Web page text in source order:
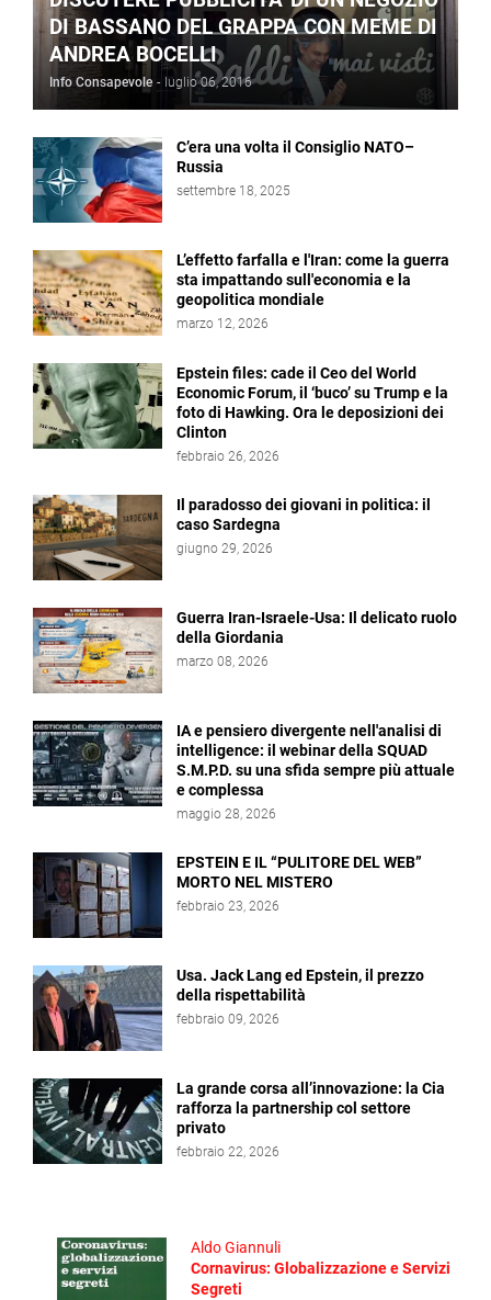
DI BASSANO DEL GRAPPA CON MEME DI
ANDREA BOCELLI
Info Consapevole - luglio 06, 2016
C’era una volta il Consiglio NATO–
Russia
settembre 18, 2025
L’effetto farfalla e l'Iran: come la guerra
sta impattando sull'economia e la
geopolitica mondiale
marzo 12, 2026
Epstein files: cade il Ceo del World
Economic Forum, il ‘buco’ su Trump e la
foto di Hawking. Ora le deposizioni dei
Clinton
febbraio 26, 2026
Il paradosso dei giovani in politica: il
caso Sardegna
giugno 29, 2026
Guerra Iran-Israele-Usa: Il delicato ruolo
della Giordania
marzo 08, 2026
IA e pensiero divergente nell'analisi di
intelligence: il webinar della SQUAD
S.M.P.D. su una sfida sempre più attuale
e complessa
maggio 28, 2026
EPSTEIN E IL “PULITORE DEL WEB”
MORTO NEL MISTERO
febbraio 23, 2026
Usa. Jack Lang ed Epstein, il prezzo
della rispettabilità
febbraio 09, 2026
La grande corsa all’innovazione: la Cia
rafforza la partnership col settore
privato
febbraio 22, 2026
Aldo Giannuli
Cornavirus: Globalizzazione e Servizi
Segreti